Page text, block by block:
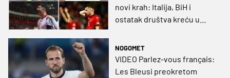
novi krah: Italija, BiH i
ostatak društva kreću u
kvalifikacije
NOGOMET
VIDEO Parlez-vous français:
Les Bleusi preokretom